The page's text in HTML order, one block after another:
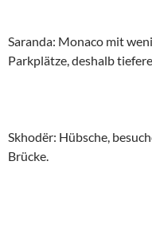
Saranda: Monaco mit
Parkplätze, deshalb
Skhodër: Hübsche,
Brücke.